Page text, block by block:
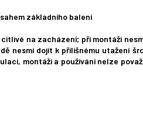
základního balení
na zacházení; při montáži
nesmí dojít k přílišnému utažení
montáži a používání nelze